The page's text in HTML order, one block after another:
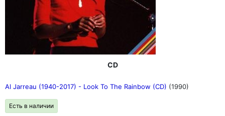
CD
Al Jarreau (1940-2017) - Look To The Rainbow (CD) (1990)
Есть в наличии